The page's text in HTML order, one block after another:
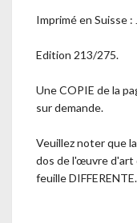
Imprimé en Suisse
Edition 213/275.
Une COPIE de la
sur demande.
Veuillez noter que
dos de l'œuvre d'art
feuille DIFFERENTE.